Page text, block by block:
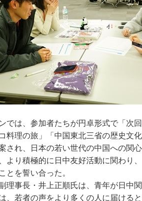
では、参加者たちが円卓形式で「次
料理の旅」「中国東北三省の歴史文
され、日本の若い世代の中国への関
より積極的に日中友好活動に関わり
とを誓い合った。
理事長・井上正順氏は、青年が日中
、若者の声をより多くの人に届ける